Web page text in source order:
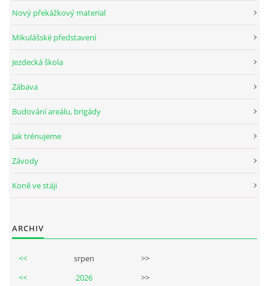
Nový překážkový material
Mikulášské představení
Jezdecká škola
Zábava
Budování areálu, brigády
Jak trénujeme
Závody
Koně ve stáji
ARCHIV
<< srpen
>>
<<
2026 >>